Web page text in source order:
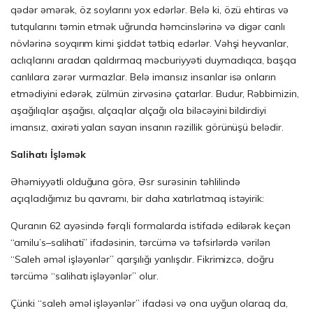
qədər əmərək, öz soylarını yox edərlər. Belə ki, özü ehtiras və
tutqularını təmin etmək uğrunda həmcinslərinə və digər canlı
növlərinə soyqırım kimi şiddət tətbiq edərlər. Vəhşi heyvanlar,
aclıqlarını aradan qaldırmaq məcburiyyəti duymadıqca, başqa
canlılara zərər vurmazlar. Belə imansız insanlar isə onların
etmədiyini edərək, zülmün zirvəsinə çatarlar. Budur, Rəbbimizin,
aşağılıqlar aşağısı, alçaqlar alçağı ola biləcəyini bildirdiyi
imansız, axirəti yalan sayan insanın rəzillik görünüşü belədir.
Salihatı İşləmək
Əhəmiyyətli olduğuna görə, Əsr surəsinin təhlilində
açıqladığımız bu qavramı, bir daha xatırlatmaq istəyirik:
Quranın 62 ayəsində fərqli formalarda istifadə edilərək keçən
“amilu’s–salihati” ifadəsinin, tərcümə və təfsirlərdə vərilən
“Saleh əməl işləyənlər” qarşılığı yanlışdır. Fikrimizcə, doğru
tərcümə “salihatı işləyənlər” olur.
Çünki “saleh əməl işləyənlər” ifadəsi və ona uyğun olaraq da,